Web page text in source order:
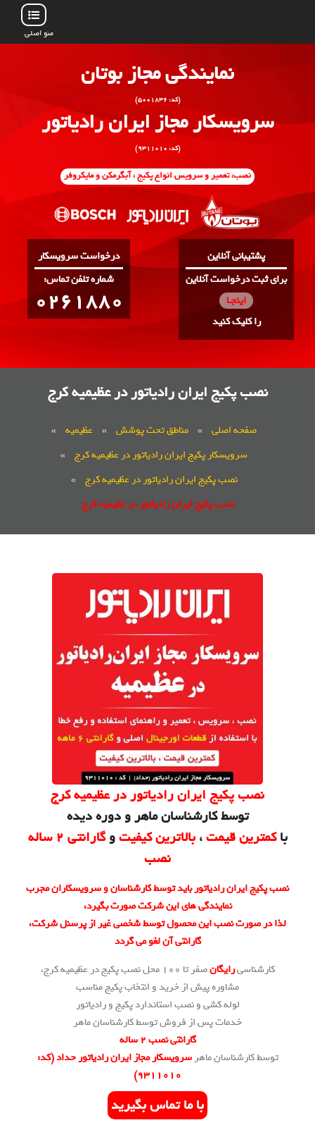
منو اصلی
نمایندگی مجاز بوتان
(کد: ۵۰۰۱۸۳۶)
سرویسکار مجاز ایران رادیاتور
(کد: ۹۳۱۱۰۱۰)
نصب، تعمیر و سرویس انواع پکیج ، آبگرمکن و مایکروفر
پشتیبانی آنلاین
برای ثبت درخواست آنلاین
اینجـا
را کلیک کنید
درخواست سرویسکار
:شماره تلفن تماس
0261880
نصب پکیج ایران رادیاتور در عظیمیه کرج
صفحه اصلی » مناطق تحت پوشش » عظیمیه
»
سرویسکار پکیج ایران رادیاتور در عظیمیه کرج
»
نصب پکیج ایران رادیاتور در عظیمیه کرج
»
نصب پکیج ایران رادیاتور در عظیمیه کرج
نصب پکیج ایران رادیاتور در عظیمیه کرج
توسط کارشناسان ماهر و دوره دیده
باکمترین قیمت،بالاترین کیفیتو
گارانتی 2 ساله
نصب
نصب پکیج ایران رادیاتور باید توسط کارشناسان و سرویسکاران مجرب
نمایندگی های این شرکت صورت بگیرد،
لذا در صورت نصب این محصول توسط شخصی غیر از پرسنل شرکت،
گارانتی آن لغو می گردد
کارشناسیرایگانصفر تا 100 محل نصب پکیج در عظیمیه کرج،
مشاوره پیش از خرید و انتخاب پکیج مناسب
لوله کشی و نصب استاندارد پکیج و رادیاتور
خدمات پس از فروش توسط کارشناسان ماهر
گارانتی نصب 2 ساله
توسط کارشناسان ماهرسرویسکار مجاز ایران رادیاتور حداد (کد:
۹۳۱۱۰۱۰)
با ما تماس بگیرید